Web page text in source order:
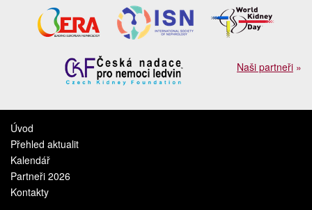
Naši partneři »
Úvod
Přehled aktualit
Kalendář
Partneři 2026
Kontakty